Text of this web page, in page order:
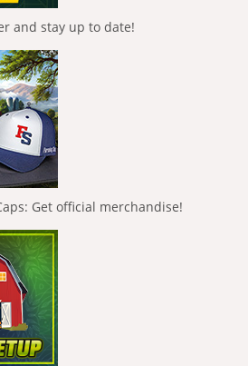
and stay up to date!
Get official merchandise!